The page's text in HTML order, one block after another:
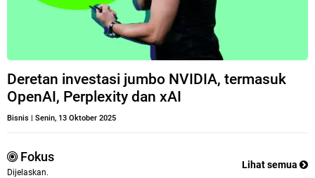
Deretan investasi jumbo NVIDIA, termasuk
OpenAI, Perplexity dan xAI
Bisnis | Senin, 13 Oktober 2025
Fokus
Dijelaskan.
Lihat semua